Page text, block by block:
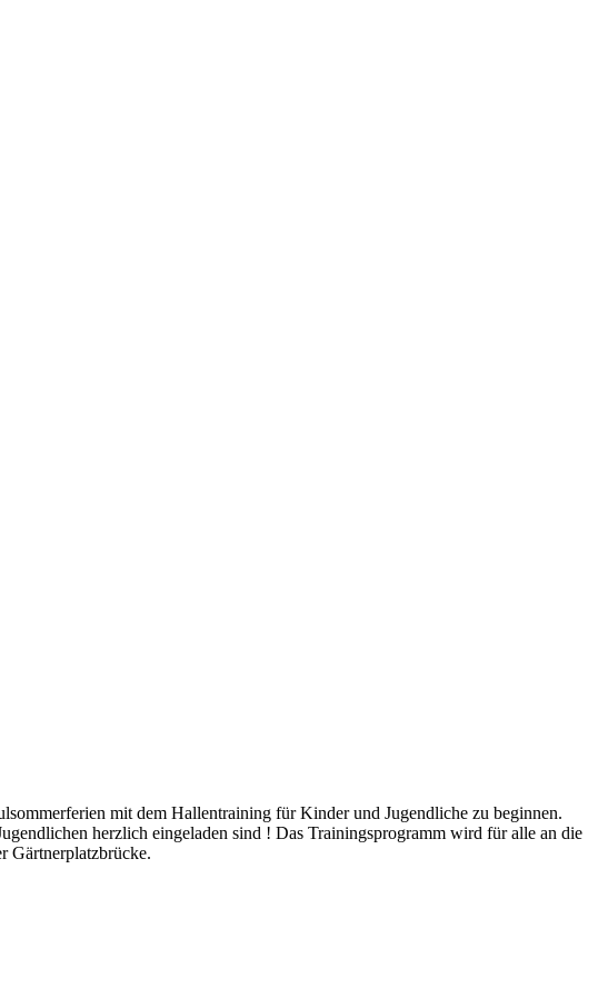
mit dem Hallentraining für Kinder und Jugendliche zu beginnen.
herzlich eingeladen sind ! Das Trainingsprogramm wird für alle an die
Gärtnerplatzbrücke.